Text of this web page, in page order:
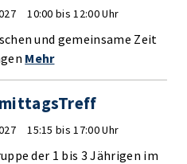
10:00 bis 12:00 Uhr
und gemeinsame Zeit
Mehr
15:15 bis 17:00 Uhr
der 1 bis 3 Jährigen im